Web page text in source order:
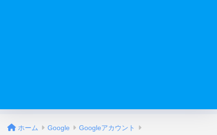
ホーム Google Googleアカウント